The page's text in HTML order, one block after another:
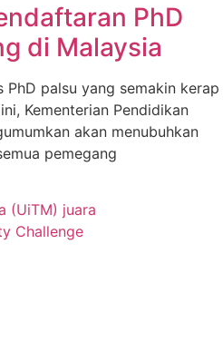
PhD
di Malaysia
PhD palsu yang semakin kerap
Kementerian Pendidikan
akan menubuhkan
pemegang